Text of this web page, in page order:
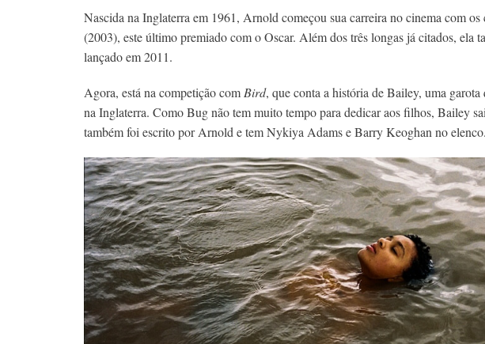
Nascida na Inglaterra em 1961, Arnold começou sua carreira no cinema com os
(2003), este último premiado com o Oscar. Além dos três longas já citados, ela
lançado em 2011.
Agora, está na competição comBird, que conta a história de Bailey, uma
na Inglaterra. Como Bug não tem muito tempo para dedicar aos filhos, Bailey
também foi escrito por Arnold e tem Nykiya Adams e Barry Keoghan no elenco.